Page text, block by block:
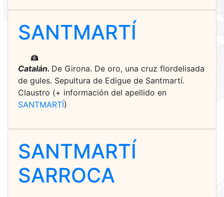
SANTMARTÍ
Catalán. De Girona. De oro, una cruz flordelisada
de gules. Sepultura de Edigue de Santmartí.
Claustro (+ información del apellido en
SANTMARTÍ)
SANTMARTÍ
SARROCA